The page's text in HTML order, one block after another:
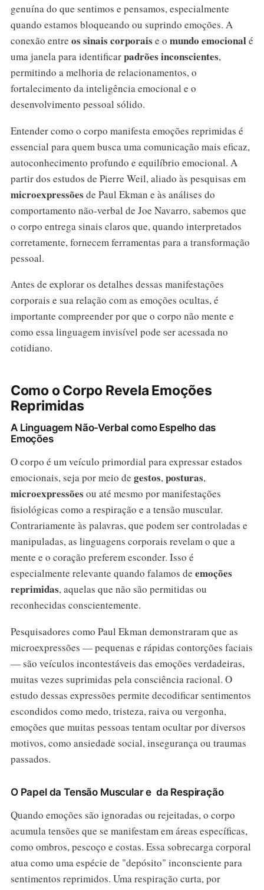
genuína do que sentimos e pensamos, especialmente
quando estamos bloqueando ou suprindo emoções. A
conexão entre os sinais corporais e o mundo emocionalé
uma janela para identificarpadrões inconscientes,
permitindo a melhoria de relacionamentos, o
fortalecimento da inteligência emocional e o
desenvolvimento pessoal sólido.
Entender como o corpo manifesta emoções reprimidas é
essencial para quem busca uma comunicação mais eficaz,
autoconhecimento profundo e equilíbrio emocional. A
partir dos estudos de Pierre Weil, aliado às pesquisas em
microexpressões de Paul Ekman e às análises do
comportamento não-verbal de Joe Navarro, sabemos que
o corpo entrega sinais claros que, quando interpretados
corretamente, fornecem ferramentas para a transformação
pessoal.
Antes de explorar os detalhes dessas manifestações
corporais e sua relação com as emoções ocultas, é
importante compreender por que o corpo não mente e
como essa linguagem invisível pode ser acessada no
cotidiano.
Como o Corpo Revela Emoções
Reprimidas
A Linguagem Não-Verbal como Espelho das
Emoções
O corpo é um veículo primordial para expressar estados
emocionais, seja por meio de gestos,posturas,
microexpressões ou até mesmo por manifestações
fisiológicas como a respiração e a tensão muscular.
Contrariamente às palavras, que podem ser controladas e
manipuladas, as linguagens corporais revelam o que a
mente e o coração preferem esconder. Isso é
especialmente relevante quando falamos de emoções
reprimidas, aquelas que não são permitidas ou
reconhecidas conscientemente.
Pesquisadores como Paul Ekman demonstraram que as
microexpressões — pequenas e rápidas contorções faciais
— são veículos incontestáveis das emoções verdadeiras,
muitas vezes suprimidas pela consciência racional. O
estudo dessas expressões permite decodificar sentimentos
escondidos como medo, tristeza, raiva ou vergonha,
emoções que muitas pessoas tentam ocultar por diversos
motivos, como ansiedade social, insegurança ou traumas
passados.
O Papel da Tensão Muscular e da Respiração
Quando emoções são ignoradas ou rejeitadas, o corpo
acumula tensões que se manifestam em áreas específicas,
como ombros, pescoço e costas. Essa sobrecarga corporal
atua como uma espécie de "depósito" inconsciente para
sentimentos reprimidos. Uma respiração curta, por